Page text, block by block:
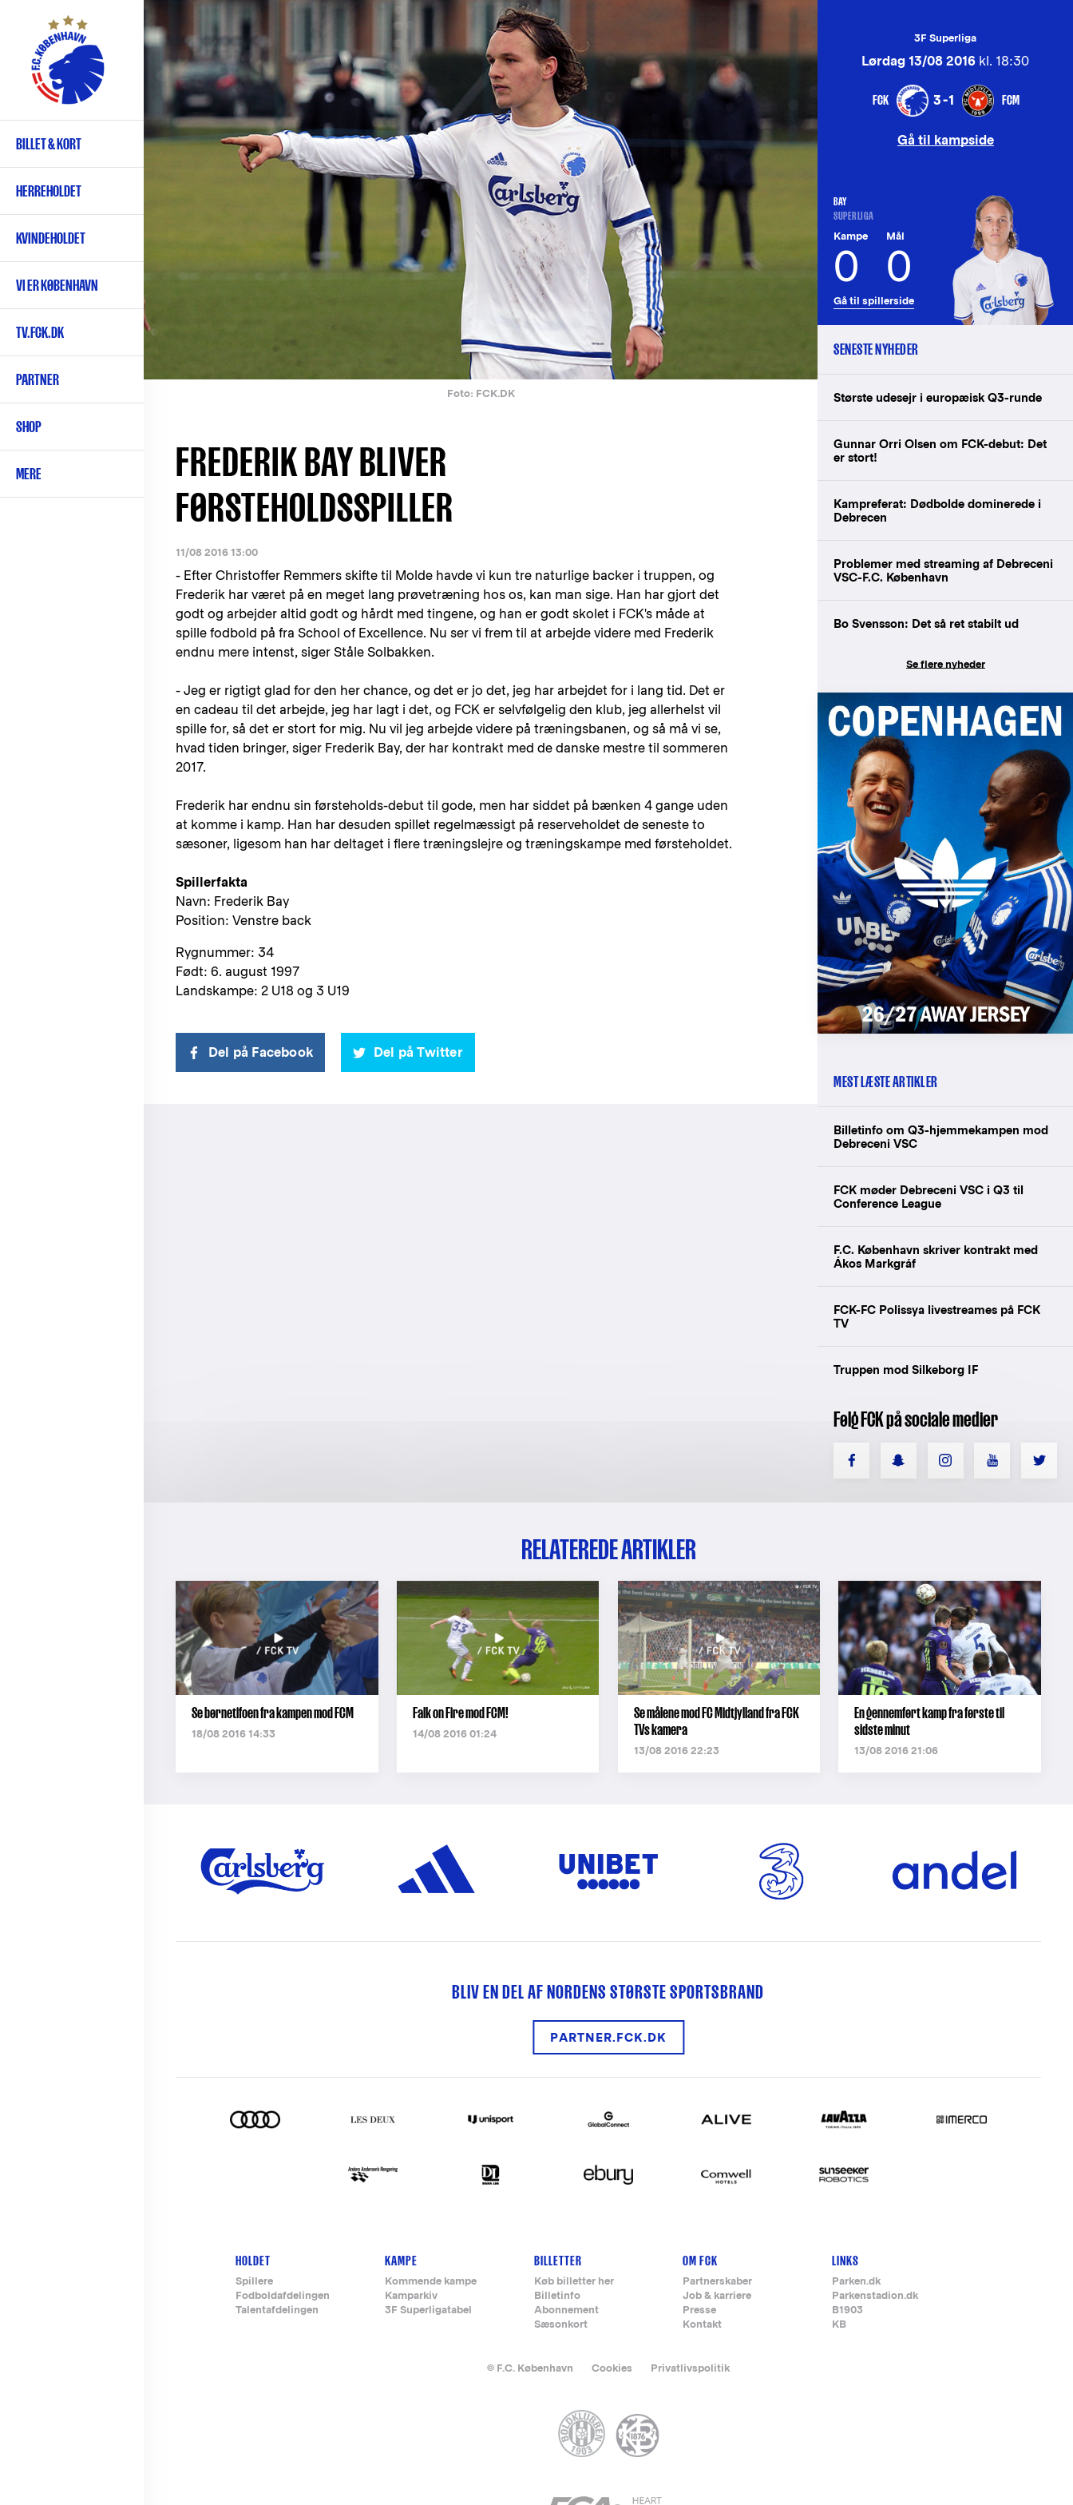
hovedindhold
Primær
navigation
BILLET & KORT
HERREHOLDET
KVINDEHOLDET
VI ER KØBENHAVN
TV.FCK.DK
PARTNER
SHOP
MERE
Foto: FCK.DK
FREDERIK BAY BLIVER
FØRSTEHOLDSSPILLER
11/08 2016 13:00
- Efter Christoffer Remmers skifte til Molde havde vi kun tre naturlige backer i truppen, og
Frederik har været på en meget lang prøvetræning hos os, kan man sige. Han har gjort det
godt og arbejder altid godt og hårdt med tingene, og han er godt skolet i FCK's måde at
spille fodbold på fra School of Excellence. Nu ser vi frem til at arbejde videre med Frederik
endnu mere intenst, siger Ståle Solbakken.
- Jeg er rigtigt glad for den her chance, og det er jo det, jeg har arbejdet for i lang tid. Det er
en cadeau til det arbejde, jeg har lagt i det, og FCK er selvfølgelig den klub, jeg allerhelst vil
spille for, så det er stort for mig. Nu vil jeg arbejde videre på træningsbanen, og så må vi se,
hvad tiden bringer, siger Frederik Bay, der har kontrakt med de danske mestre til sommeren
2017.
Frederik har endnu sin førsteholds-debut til gode, men har siddet på bænken 4 gange uden
at komme i kamp. Han har desuden spillet regelmæssigt på reserveholdet de seneste to
sæsoner, ligesom han har deltaget i flere træningslejre og træningskampe med førsteholdet.
Spillerfakta
Navn: Frederik Bay
Position: Venstre back
Rygnummer: 34
Født: 6. august 1997
Landskampe: 2 U18 og 3 U19
Del på Facebook Del på Twitter
3F Superliga
Lørdag 13/08 2016 kl. 18:30
FCK 3-1 FCM
Gå til kampside
BAY
SUPERLIGA
Kampe
0
Mål
0
Gå til spillerside
SENESTE NYHEDER
Største udesejr i europæisk Q3-runde
Gunnar Orri Olsen om FCK-debut: Det
er stort!
Kampreferat: Dødbolde dominerede i
Debrecen
Problemer med streaming af Debreceni
VSC-F.C. København
Bo Svensson: Det så ret stabilt ud
Se flere nyheder
MEST LÆSTE ARTIKLER
Billetinfo om Q3-hjemmekampen mod
Debreceni VSC
FCK møder Debreceni VSC i Q3 til
Conference League
F.C. København skriver kontrakt med
Ákos Markgráf
FCK-FC Polissya livestreames på FCK
TV
Truppen mod Silkeborg IF
Følg FCK på sociale medier
RELATEREDE ARTIKLER
Se børnetifoen fra kampen mod FCM
18/08 2016 14:33
Falk on Fire mod FCM!
14/08 2016 01:24
Se målene mod FC Midtjylland fra FCK
TVs kamera
13/08 2016 22:23
En gennemført kamp fra første til
sidste minut
13/08 2016 21:06
BLIV EN DEL AF NORDENS STØRSTE SPORTSBRAND
PARTNER.FCK.DK
Footer-
menu
HOLDET
Spillere
Fodboldafdelingen
Talentafdelingen
KAMPE
Kommende kampe
Kamparkiv
3F Superligatabel
BILLETTER
Køb billetter her
Billetinfo
Abonnement
Sæsonkort
OM FCK
Partnerskaber
Job & karriere
Presse
Kontakt
LINKS
Parken.dk
Parkenstadion.dk
B1903
KB
© F.C. København Cookies Privatlivspolitik